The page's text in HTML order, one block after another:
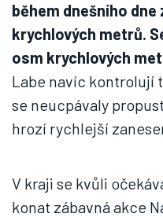
během dnešního dne
krychlových metrů.
osm krychlových
Labe navíc kontrolují
se neucpávaly
hrozí rychlejší
V kraji se kvůli
konat zábavná akce